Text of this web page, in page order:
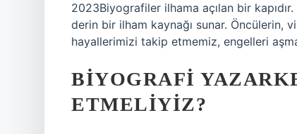
2023Biyografiler ilhama açılan bir
derin bir ilham kaynağı sunar. Öncülerin,
hayallerimizi takip etmemiz, engelleri
BIYOGRAFI
ETMELIYIZ?